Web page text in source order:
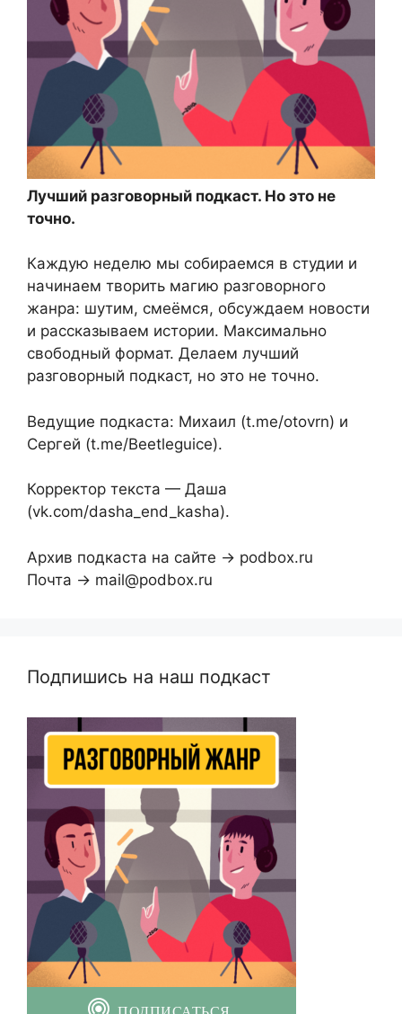
Лучший разговорный подкаст. Но это не
точно.
Каждую неделю мы собираемся в студии и
начинаем творить магию разговорного
жанра: шутим, смеёмся, обсуждаем новости
и рассказываем истории. Максимально
свободный формат. Делаем лучший
разговорный подкаст, но это не точно.
Ведущие подкаста: Михаил (t.me/otovrn) и
Сергей (t.me/Beetleguice).
Корректор текста — Даша
(vk.com/dasha_end_kasha).
Архив подкаста на сайте → podbox.ru
Почта → mail@podbox.ru
Подпишись на наш подкаст